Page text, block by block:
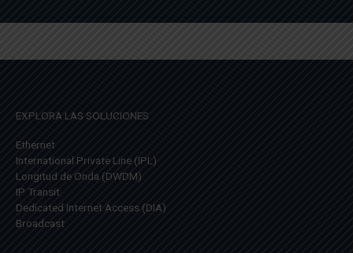
EXPLORA LAS SOLUCIONES
Ethernet
International Private Line (IPL)
Longitud de Onda (DWDM)
IP Transit
Dedicated Internet Access (DIA)
Broadcast